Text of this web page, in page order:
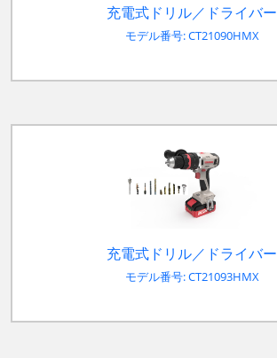
充電式ドリル／ドライバー
モデル番号: CT21090HMX
充電式ドリル／ドライバー
モデル番号: CT21093HMX